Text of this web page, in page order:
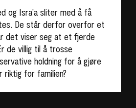
og Isra'a sliter med å få
De står derfor overfor et
det viser seg at et fjerde
de villig til å trosse
holdning for å gjøre
riktig for familien?